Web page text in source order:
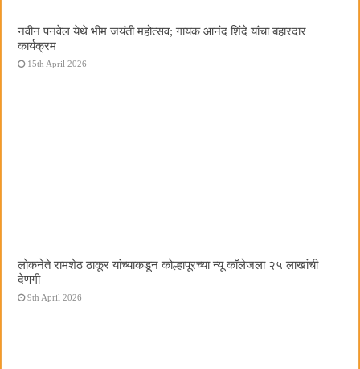
नवीन पनवेल येथे भीम जयंती महोत्सव; गायक आनंद शिंदे यांचा बहारदार
कार्यक्रम
15th April 2026
लोकनेते रामशेठ ठाकूर यांच्याकडून कोल्हापूरच्या न्यू कॉलेजला २५ लाखांची
देणगी
9th April 2026